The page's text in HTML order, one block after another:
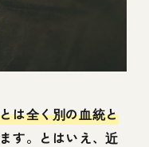
は全く別の血統と
す。とはいえ、近